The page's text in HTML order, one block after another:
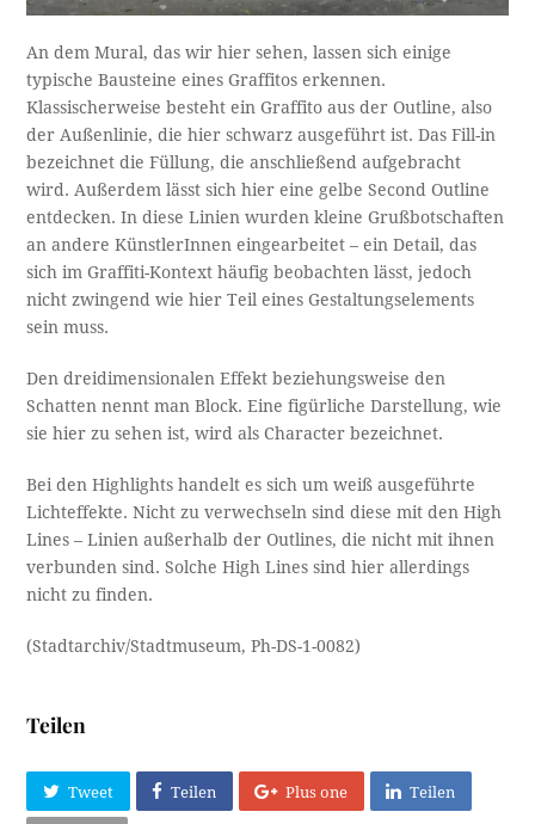
An dem Mural, das wir hier sehen, lassen sich einige
typische Bausteine eines Graffitos erkennen.
Klassischerweise besteht ein Graffito aus der Outline, also
der Außenlinie, die hier schwarz ausgeführt ist. Das Fill-in
bezeichnet die Füllung, die anschließend aufgebracht
wird. Außerdem lässt sich hier eine gelbe Second Outline
entdecken. In diese Linien wurden kleine Grußbotschaften
an andere KünstlerInnen eingearbeitet – ein Detail, das
sich im Graffiti-Kontext häufig beobachten lässt, jedoch
nicht zwingend wie hier Teil eines Gestaltungselements
sein muss.
Den dreidimensionalen Effekt beziehungsweise den
Schatten nennt man Block. Eine figürliche Darstellung, wie
sie hier zu sehen ist, wird als Character bezeichnet.
Bei den Highlights handelt es sich um weiß ausgeführte
Lichteffekte. Nicht zu verwechseln sind diese mit den High
Lines – Linien außerhalb der Outlines, die nicht mit ihnen
verbunden sind. Solche High Lines sind hier allerdings
nicht zu finden.
(Stadtarchiv/Stadtmuseum, Ph-DS-1-0082)
Teilen
Tweet Teilen Plus one Teilen